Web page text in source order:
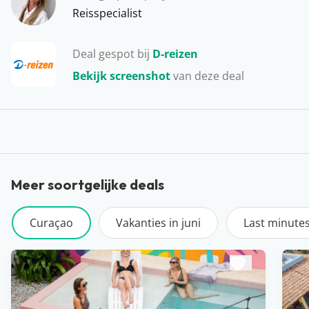
Reisspecialist
Deal gespot bij D-reizen
Bekijk screenshotvan deze deal
vitamine D en het thuisfront jaloers maken, wie wil dat
niet?!
Meer soortgelijke deals
Curaçao Vakanties in juni Last